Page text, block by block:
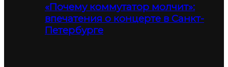
«Почему коммутатор молчит»:
впечатения о концерте в Санкт-
Петербурге